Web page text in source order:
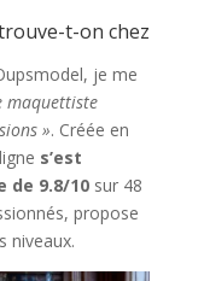
t-on chez
je me
maquettiste
». Créée en
s’est
de 9.8/10sur 48
propose
niveaux.